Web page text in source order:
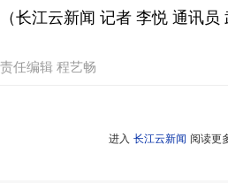
（长江云新闻 记者 李悦 通讯员
责任编辑 程艺畅
进入 长江云新闻 阅读更